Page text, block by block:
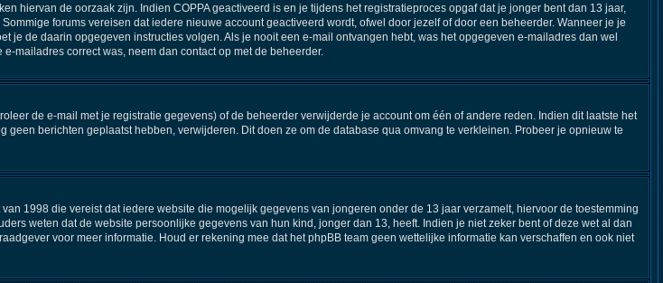
hiervan de oorzaak zijn. Indien COPPA geactiveerd is en je tijdens het registratieproces opgaf dat je jonger bent dan 13 jaar,
forums vereisen dat iedere nieuwe account geactiveerd wordt, ofwel door jezelf of door een beheerder. Wanneer je je
de daarin opgegeven instructies volgen. Als je nooit een e-mail ontvangen hebt, was het opgegeven e-mailadres dan wel
mailadres correct was, neem dan contact op met de beheerder.
de e-mail met je registratie gegevens) of de beheerder verwijderde je account om één of andere reden. Indien dit laatste het
berichten geplaatst hebben, verwijderen. Dit doen ze om de database qua omvang te verkleinen. Probeer je opnieuw te
1998 die vereist dat iedere website die mogelijk gegevens van jongeren onder de 13 jaar verzamelt, hiervoor de toestemming
weten dat de website persoonlijke gegevens van hun kind, jonger dan 13, heeft. Indien je niet zeker bent of deze wet al dan
voor meer informatie. Houd er rekening mee dat het phpBB team geen wettelijke informatie kan verschaffen en ook niet